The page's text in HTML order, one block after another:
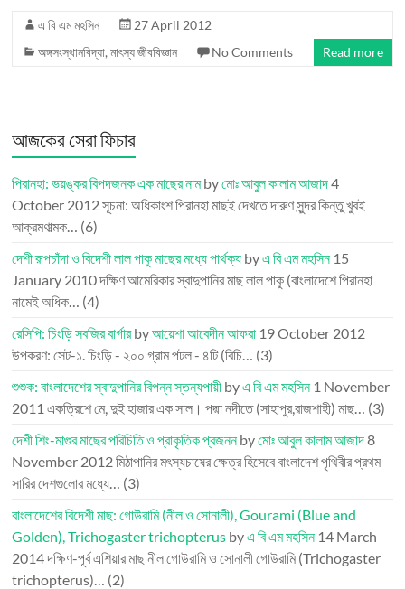
এ বি এম মহসিন
27 April 2012
অঙ্গসংস্থানবিদ্যা,মাৎস্য জীববিজ্ঞান No Comments Read more
আজকের সেরা ফিচার
পিরানহা: ভয়ঙ্কর বিপদজনক এক মাছের নামbyমোঃ আবুল কালাম আজাদ4
October 2012সূচনা: অধিকাংশ পিরানহা মাছই দেখতে দারুণ সুন্দর কিন্তু খুবই
আক্রমণাত্মক… (6)
দেশী রূপচাঁদা ও বিদেশী লাল পাকু মাছের মধ্যে পার্থক্য byএ বি এম মহসিন 15
January 2010দক্ষিণ আমেরিকার স্বাদুপানির মাছ লাল পাকু (বাংলাদেশে পিরানহা
নামেই অধিক… (4)
রেসিপি: চিংড়ি সবজির বার্গারbyআয়েশা আবেদীন আফরা 19 October 2012
উপকরণ: সেট-১. চিংড়ি - ২০০ গ্রাম পটল - ৪টি (বিচি… (3)
শুশুক: বাংলাদেশের স্বাদুপানির বিপন্ন স্তন্যপায়ী byএ বি এম মহসিন 1 November
2011 একত্রিশে মে, দুই হাজার এক সাল। পদ্মা নদীতে (সাহাপুর,রাজশাহী) মাছ… (3)
দেশী শিং-মাগুর মাছের পরিচিতি ও প্রাকৃতিক প্রজননbyমোঃ আবুল কালাম আজাদ8
November 2012মিঠাপানির মৎস্যচাষের ক্ষেত্র হিসেবে বাংলাদেশ পৃথিবীর প্রথম
সারির দেশগুলোর মধ্যে… (3)
বাংলাদেশের বিদেশী মাছ: গোউরামি (নীল ও সোনালী), Gourami (Blue and
Golden), Trichogaster trichopterus byএ বি এম মহসিন 14 March
2014দক্ষিণ-পূর্ব এশিয়ার মাছ নীল গোউরামি ও সোনালী গোউরামি (Trichogaster
trichopterus)… (2)